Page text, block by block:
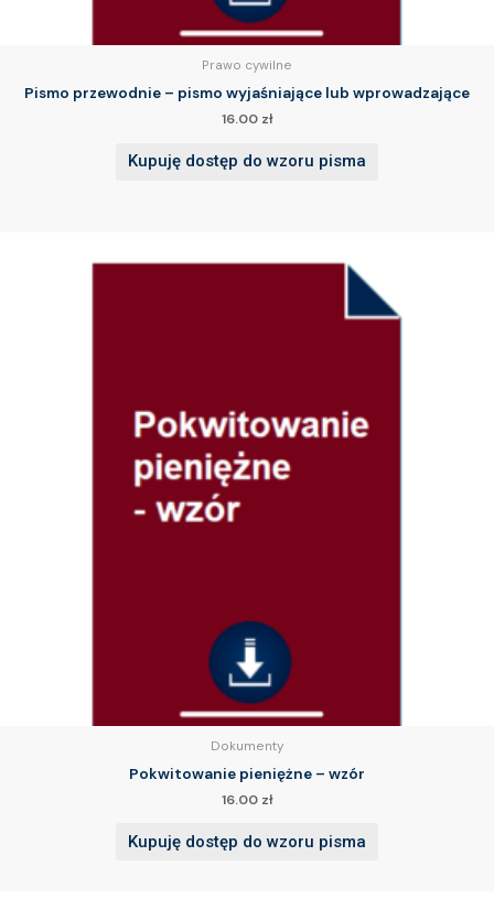
Prawo cywilne
Pismo przewodnie – pismo wyjaśniające lub wprowadzające
16.00 zł
Kupuję dostęp do wzoru pisma
Dokumenty
Pokwitowanie pieniężne – wzór
16.00 zł
Kupuję dostęp do wzoru pisma